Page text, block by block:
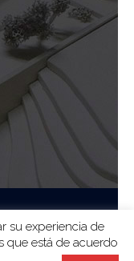
Privacidad
su experiencia de
que está de acuerdo